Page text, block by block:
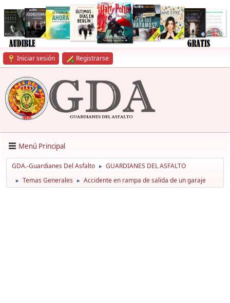
Iniciar sesión Registrarse
Menú Principal
GDA.-Guardianes Del Asfalto ► GUARDIANES DEL ASFALTO
► Temas Generales ► Accidente en rampa de salida de un garaje